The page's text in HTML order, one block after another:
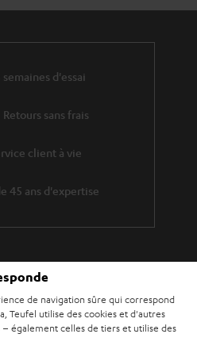
semaines d'essai
Retours sans frais
client à vie
45 ans d'expertise
de navigation sûre qui correspond
Teufel utilise des cookies et d'autres
également celles de tiers et utilise des